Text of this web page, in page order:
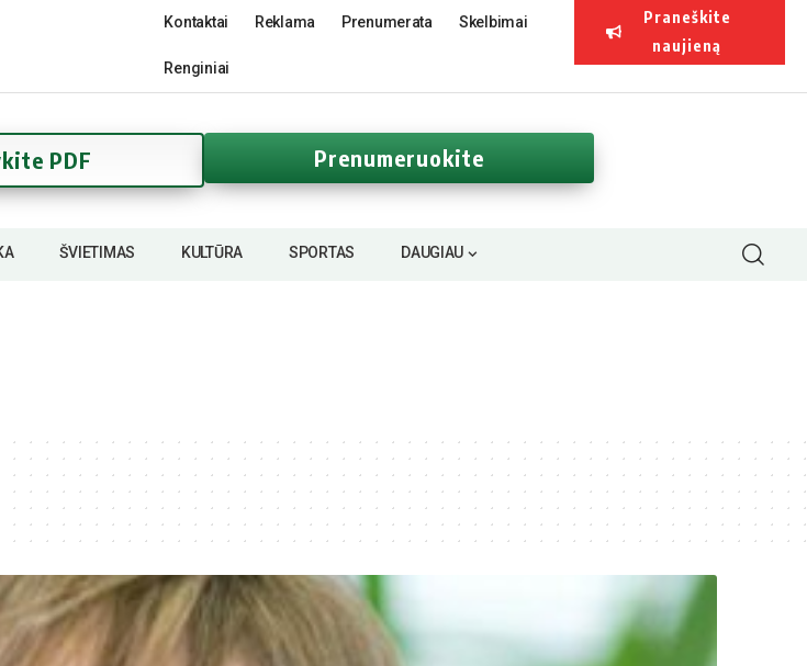
Kontaktai Reklama Prenumerata Skelbimai
Renginiai
Praneškite
naujieną
PDF Prenumeruokite
ŠVIETIMAS KULTŪRA SPORTAS DAUGIAU